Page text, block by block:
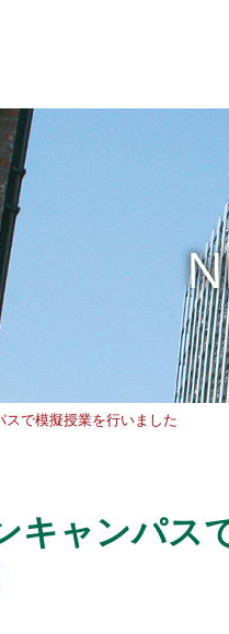
で模擬授業を行いました
キャンパス